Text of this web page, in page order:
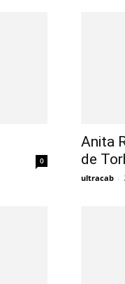
0
Anita
de
ultracab -